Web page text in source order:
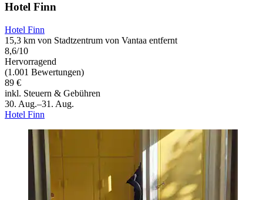
Hotel Finn
Hotel Finn
15,3 km von Stadtzentrum von Vantaa entfernt
8,6/10
Hervorragend
(1.001 Bewertungen)
89 €
inkl. Steuern & Gebühren
30. Aug.–31. Aug.
Hotel Finn